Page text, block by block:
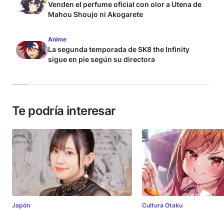
Venden el perfume oficial con olor a Utena de
Mahou Shoujo ni Akogarete
Anime
La segunda temporada de SK8 the Infinity
sigue en pie según su directora
Te podría interesar
Japón Cultura Otaku